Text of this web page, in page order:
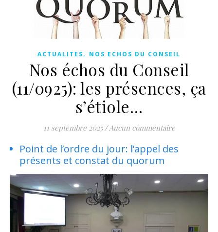
ACTUALITES, NOS ECHOS DU CONSEIL
Nos échos du Conseil
(11/0925): les présences, ça
s’étiole…
11 septembre 2025 /Aucun commentaire
Point de l’ordre du jour: l’appel des
présents et constat du quorum